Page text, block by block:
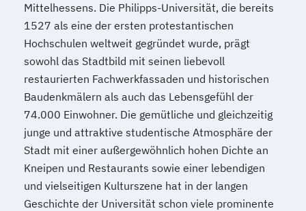
Mittelhessens. Die Philipps-Universität, die bereits
1527 als eine der ersten protestantischen
Hochschulen weltweit gegründet wurde, prägt
sowohl das Stadtbild mit seinen liebevoll
restaurierten Fachwerkfassaden und historischen
Baudenkmälern als auch das Lebensgefühl der
74.000 Einwohner. Die gemütliche und gleichzeitig
junge und attraktive studentische Atmosphäre der
Stadt mit einer außergewöhnlich hohen Dichte an
Kneipen und Restaurants sowie einer lebendigen
und vielseitigen Kulturszene hat in der langen
Geschichte der Universität schon viele prominente